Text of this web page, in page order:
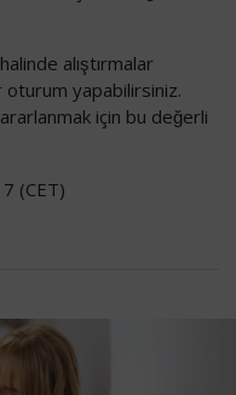
alıştırmalar
yapabilirsiniz.
için bu değerli
(CET)